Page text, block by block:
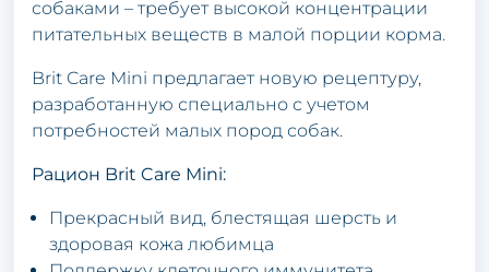
собаками – требует высокой концентрации
питательных веществ в малой порции корма.
Brit Care Mini предлагает новую рецептуру,
разработанную специально с учетом
потребностей малых пород собак.
Рацион Brit Care Mini:
Прекрасный вид, блестящая шерсть и
здоровая кожа любимца